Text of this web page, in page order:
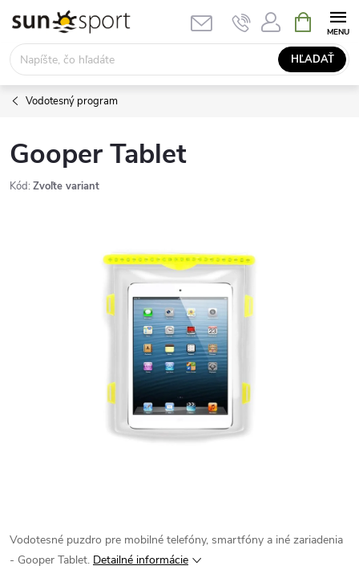
obsah
HĽADAŤ
KOŠÍK
Vodotesný program
Gooper Tablet
Kód: Zvoľte variant
Vodotesné puzdro pre mobilné telefóny, smartfóny a iné zariadenia
- Gooper Tablet. Detailné informácie